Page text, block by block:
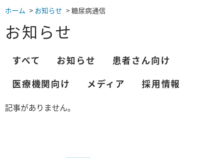
ホーム > お知らせ >糖尿病通信
お知らせ
すべて お知らせ
患者さん向け
医療機関向け
メディア 採用情報
記事がありません。